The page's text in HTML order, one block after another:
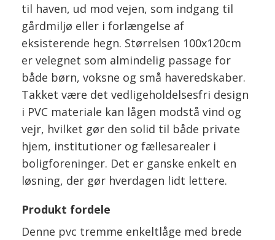
til haven, ud mod vejen, som indgang til
gårdmiljø eller i forlængelse af
eksisterende hegn. Størrelsen 100x120cm
er velegnet som almindelig passage for
både børn, voksne og små haveredskaber.
Takket være det vedligeholdelsesfri design
i PVC materiale kan lågen modstå vind og
vejr, hvilket gør den solid til både private
hjem, institutioner og fællesarealer i
boligforeninger. Det er ganske enkelt en
løsning, der gør hverdagen lidt lettere.
Produkt fordele
Denne pvc tremme enkeltlåge med brede